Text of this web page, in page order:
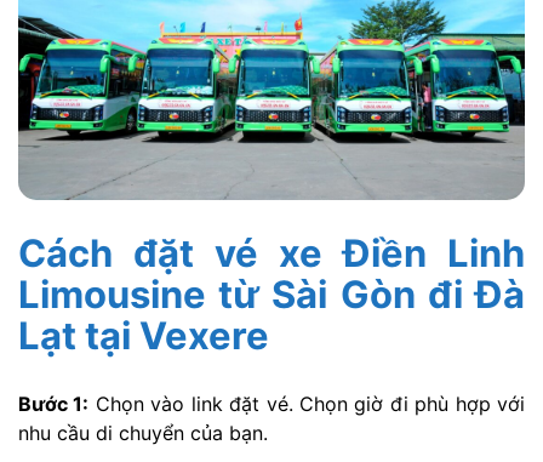
Cách đặt vé xe Điền Linh
Limousine từ Sài Gòn đi Đà
Lạt tại Vexere
Bước 1: Chọn vào link đặt vé. Chọn giờ đi phù hợp với
nhu cầu di chuyển của bạn.